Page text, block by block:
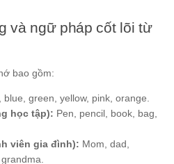
và ngữ pháp cốt lõi từ
bao gồm:
blue, green, yellow, pink, orange.
học tập): Pen, pencil, book, bag,
viên gia đình): Mom, dad,